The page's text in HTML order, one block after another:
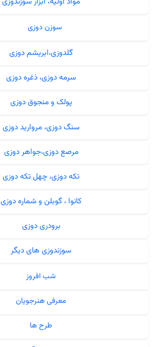
سوزن دوزی
گلدوزی،ابریشم دوزی
سرمه دوزی، ذغره دوزی
پولک و منجوق دوزی
سنگ دوزی، مروارید دوزی
مرصع دوزی،جواهر دوزی
تکه دوزی، چهل تکه دوزی
کانوا ، گوبلن و شماره دوزی
برودری دوزی
سوزندوزی های دیگر
شب افروز
معرفی هنرجویان
طرح ها